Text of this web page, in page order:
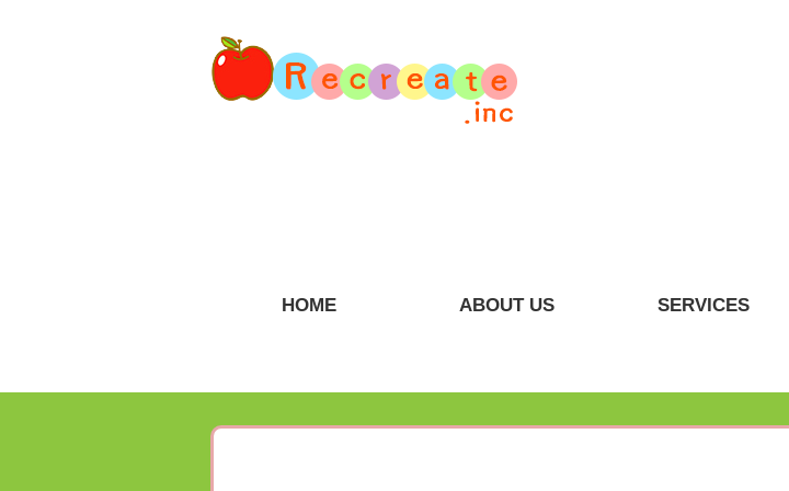
HOME ABOUT US SERVICES